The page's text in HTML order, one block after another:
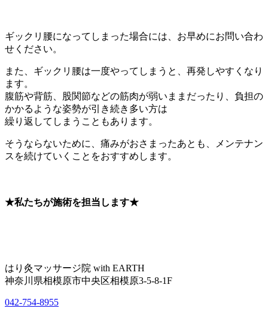
ギックリ腰になってしまった場合には、お早めにお問い合わ
せください。
また、ギックリ腰は一度やってしまうと、再発しやすくなり
ます。
腹筋や背筋、股関節などの筋肉が弱いままだったり、負担の
かかるような姿勢が引き続き多い方は
繰り返してしまうこともあります。
そうならないために、痛みがおさまったあとも、メンテナン
スを続けていくことをおすすめします。
★私たちが施術を担当します★
はり灸マッサージ院 with EARTH
神奈川県相模原市中央区相模原3-5-8-1F
042-754-8955